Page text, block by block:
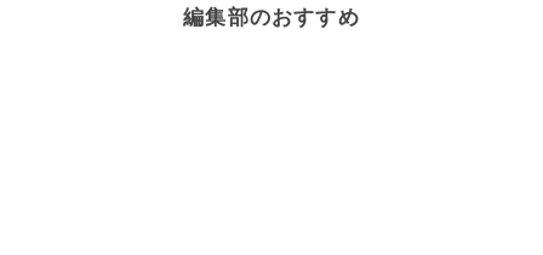
編集部のおすすめ